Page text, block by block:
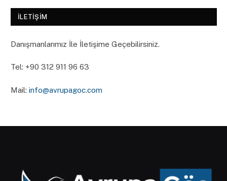
İLETIŞIM
Danışmanlarımız İle İletişime Geçebilirsiniz.
Tel: ‪+90 312 911 96 63‬
Mail: info@avrupagoc.com